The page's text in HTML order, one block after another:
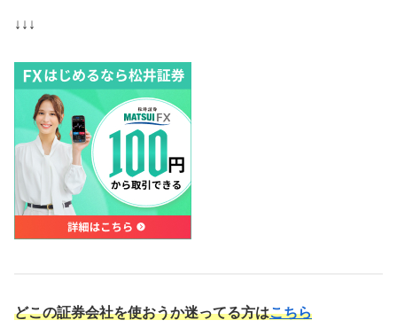
↓↓↓
どこの証券会社を使おうか迷ってる方はこちら